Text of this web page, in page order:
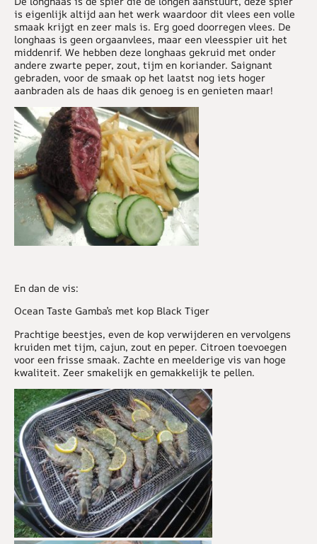
is eigenlijk altijd aan het werk waardoor dit vlees een volle
smaak krijgt en zeer mals is. Erg goed doorregen vlees. De
longhaas is geen orgaanvlees, maar een vleesspier uit het
middenrif. We hebben deze longhaas gekruid met onder
andere zwarte peper, zout, tijm en koriander. Saignant
gebraden, voor de smaak op het laatst nog iets hoger
aanbraden als de haas dik genoeg is en genieten maar!
En dan de vis:
Ocean Taste Gamba’s met kop Black Tiger
Prachtige beestjes, even de kop verwijderen en vervolgens
kruiden met tijm, cajun, zout en peper. Citroen toevoegen
voor een frisse smaak. Zachte en meelderige vis van hoge
kwaliteit. Zeer smakelijk en gemakkelijk te pellen.